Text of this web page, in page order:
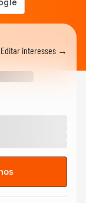
Editar interesses →